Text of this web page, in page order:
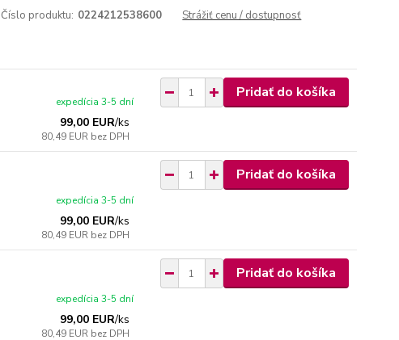
Číslo produktu: 0224212538600 Strážiť cenu / dostupnosť
99,00 EUR/ks
80,49 EUR bez DPH
expedícia 3-5 dní
Pridať do košíka
99,00 EUR/ks
80,49 EUR bez DPH
expedícia 3-5 dní
Pridať do košíka
99,00 EUR/ks
80,49 EUR bez DPH
expedícia 3-5 dní
Pridať do košíka